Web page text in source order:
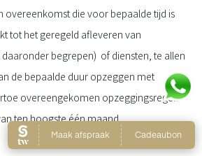
overeenkomst die voor bepaalde tijd is
tot het geregeld afleveren van
begrepen) of diensten, te allen
de bepaalde duur opzeggen met
overeengekomen opzeggingsregels
ten hoogste één maand.